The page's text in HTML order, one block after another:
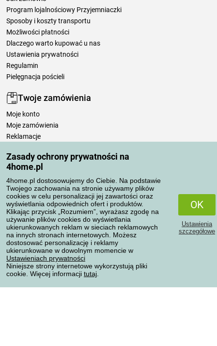
Zasady ochrony prywatności na
4home.pl
4home.pl dostosowujemy do Ciebie. Na podstawie
Twojego zachowania na stronie używamy plików
cookies w celu personalizacji jej zawartości oraz
wyświetlania odpowiednich ofert i produktów.
Klikając przycisk „Rozumiem”, wyrażasz zgodę na
używanie plików cookies do wyświetlania
ukierunkowanych reklam w sieciach reklamowych
na innych stronach internetowych. Możesz
dostosować personalizację i reklamy
ukierunkowane w dowolnym momencie w
Ustawieniach prywatności
Niniejsze strony internetowe wykorzystują pliki
cookie. Więcej informacji tutaj
OK
Ustawienia
szczegółowe
Program lojalnościowy Przyjemniaczki
Sposoby i koszty transportu
Możliwości płatności
Dlaczego warto kupować u nas
Ustawienia prywatności
Regulamin
Pielęgnacja pościeli
Twoje zamówienia
Moje konto
Moje zamówienia
Reklamacje
Zasady przetwarzania recenzji
Sposoby transportu
Metody płatności
Niezawodny sklep